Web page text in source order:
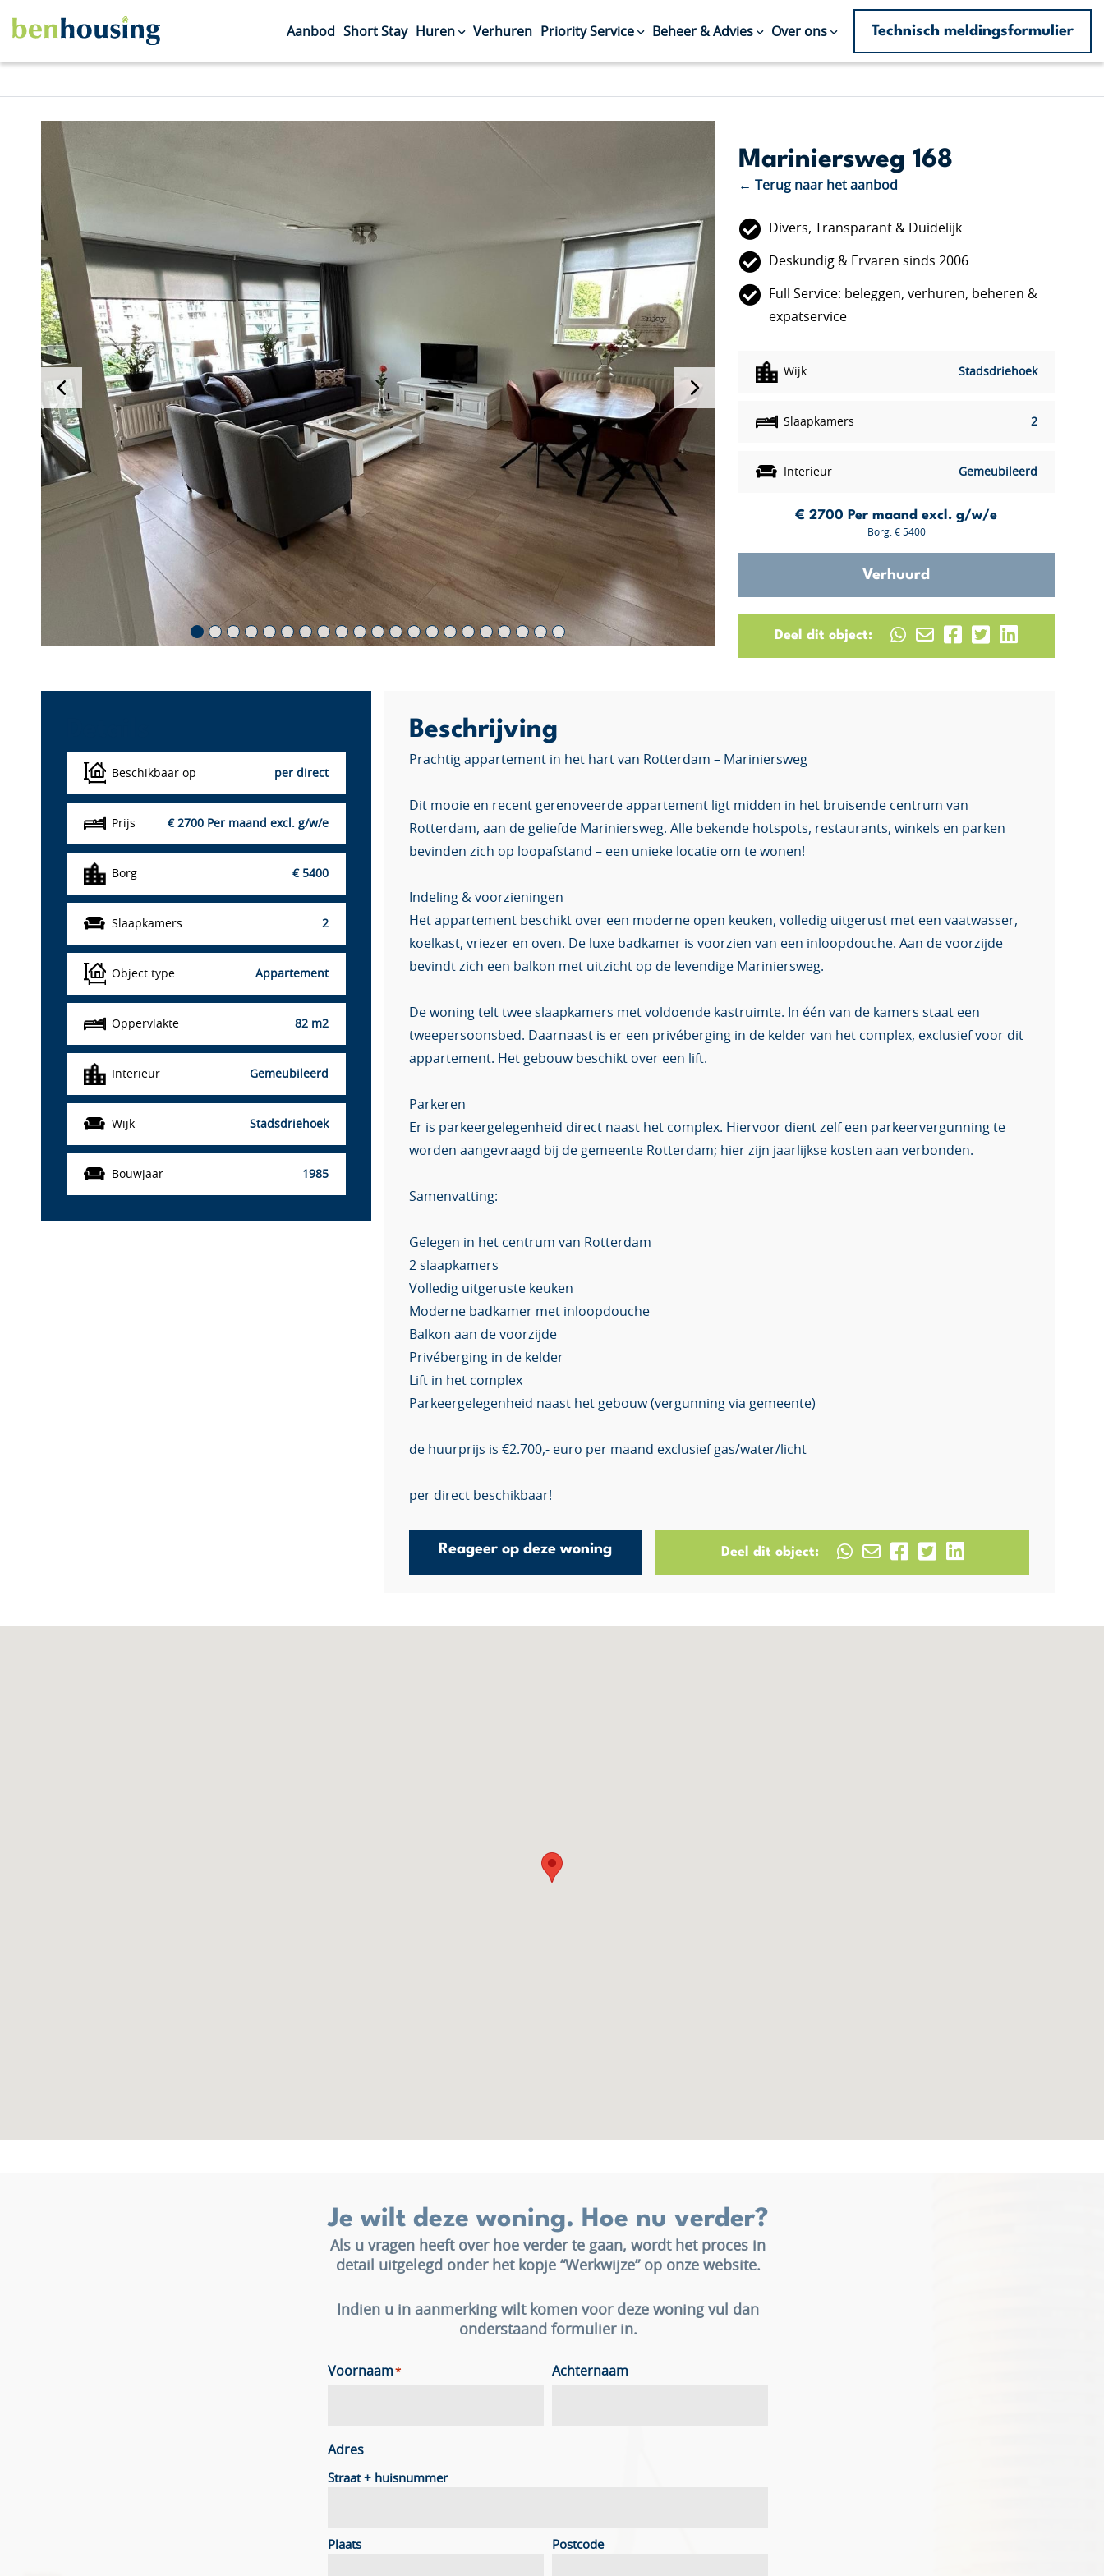
Aanbod Short Stay Huren Verhuren Priority Service Beheer & Advies Over ons Technisch meldingsformulier
Mariniersweg 168
← Terug naar het aanbod
Divers, Transparant & Duidelijk
Deskundig & Ervaren sinds 2006
Full Service: beleggen, verhuren, beheren &
expatservice
Wijk Stadsdriehoek
Slaapkamers 2
Interieur Gemeubileerd
€ 2700 Per maand excl. g/w/e
Borg: € 5400
Verhuurd
Deel dit object:
Beschikbaar op per direct
Prijs € 2700 Per maand excl. g/w/e
Borg € 5400
Slaapkamers 2
Object type Appartement
Oppervlakte 82 m2
Interieur Gemeubileerd
Wijk Stadsdriehoek
Bouwjaar 1985
Beschrijving
Prachtig appartement in het hart van Rotterdam – Mariniersweg
Dit mooie en recent gerenoveerde appartement ligt midden in het bruisende centrum van
Rotterdam, aan de geliefde Mariniersweg. Alle bekende hotspots, restaurants, winkels en parken
bevinden zich op loopafstand – een unieke locatie om te wonen!
Indeling & voorzieningen
Het appartement beschikt over een moderne open keuken, volledig uitgerust met een vaatwasser,
koelkast, vriezer en oven. De luxe badkamer is voorzien van een inloopdouche. Aan de voorzijde
bevindt zich een balkon met uitzicht op de levendige Mariniersweg.
De woning telt twee slaapkamers met voldoende kastruimte. In één van de kamers staat een
tweepersoonsbed. Daarnaast is er een privéberging in de kelder van het complex, exclusief voor dit
appartement. Het gebouw beschikt over een lift.
Parkeren
Er is parkeergelegenheid direct naast het complex. Hiervoor dient zelf een parkeervergunning te
worden aangevraagd bij de gemeente Rotterdam; hier zijn jaarlijkse kosten aan verbonden.
Samenvatting:
Gelegen in het centrum van Rotterdam
2 slaapkamers
Volledig uitgeruste keuken
Moderne badkamer met inloopdouche
Balkon aan de voorzijde
Privéberging in de kelder
Lift in het complex
Parkeergelegenheid naast het gebouw (vergunning via gemeente)
de huurprijs is €2.700,- euro per maand exclusief gas/water/licht
per direct beschikbaar!
Reageer op deze woning Deel dit object:
Je wilt deze woning. Hoe nu verder?
Als u vragen heeft over hoe verder te gaan, wordt het proces in
detail uitgelegd onder het kopje “Werkwijze” op onze website.
Indien u in aanmerking wilt komen voor deze woning vul dan
onderstaand formulier in.
Voornaam* Achternaam
Adres
Straat + huisnummer
Plaats Postcode